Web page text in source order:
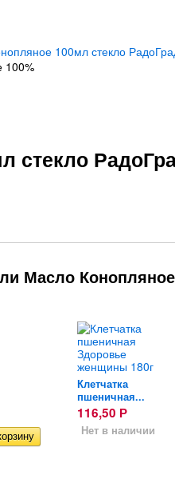
100%
стекло
Масло
Клетчатка
пшеничная...
116,50 Р
Нет в наличии